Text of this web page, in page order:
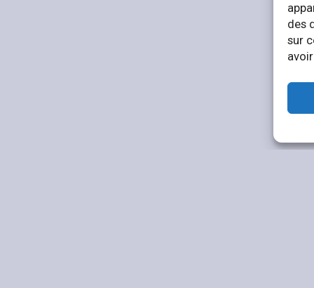
des
sur